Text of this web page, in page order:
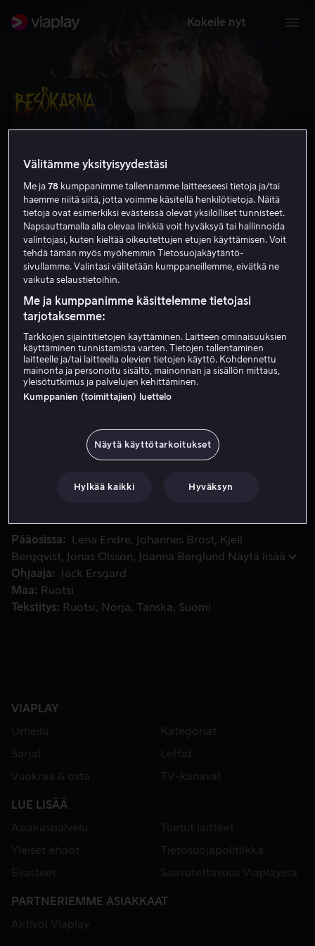
Kokeile nyt
Besökarna
5.7 Jännitys 1988 1 h 44 min
Vuokraa 4,99 €
Osta 10,99 €
Katso traileri
Frank on uransa huipulla, ja ostaa uuden auton ja
Frank on uransa huipulla, ja ostaa uuden auton ja
ehtinyt muuttaa uuteen taloon, kun siellä alkaa tapahtua
Pääosissa Lena Endre Johannes Brost
Kjell
Bergqvist
Jonas Olsson Joanna Berglund
Näytä lisää
Ohjaaja
Jack Ersgard
Maa
Ruotsi
Tekstitys
Ruotsi Norja Tanska Suomi
VIAPLAY
Urheilu
Kategoriat
Sarjat
Leffat
Vuokraa & osta
TV-kanavat
LUE LISÄÄ
Asiakaspalvelu
Tuetut laitteet
Yleiset ehdot
Tietosuojapolitiikka
Evästeet
Saavutettavuus Viaplayssa
PARTNERIEMME ASIAKKAAT
Aktivoi Viaplay
Välitämme yksityisyydestäsi
Me ja78 kumppanimme tallennamme laitteeseesi tietoja ja/tai
haemme niitä siitä, jotta voimme käsitellä henkilötietoja. Näitä
tietoja ovat esimerkiksi evästeissä olevat yksilölliset tunnisteet.
Napsauttamalla alla olevaa linkkiä voit hyväksyä tai hallinnoida
valintojasi, kuten kieltää oikeutettujen etujen käyttämisen. Voit
tehdä tämän myös myöhemmin Tietosuojakäytäntö-
sivullamme. Valintasi välitetään kumppaneillemme, eivätkä ne
vaikuta selaustietoihin.
Me ja kumppanimme käsittelemme tietojasi
tarjotaksemme:
Tarkkojen sijaintitietojen käyttäminen. Laitteen ominaisuuksien
käyttäminen tunnistamista varten. Tietojen tallentaminen
laitteelle ja/tai laitteella olevien tietojen käyttö. Kohdennettu
mainonta ja personoitu sisältö, mainonnan ja sisällön mittaus,
yleisötutkimus ja palvelujen kehittäminen.
Kumppanien (toimittajien) luettelo
Näytä käyttötarkoitukset
Hylkää kaikki Hyväksyn